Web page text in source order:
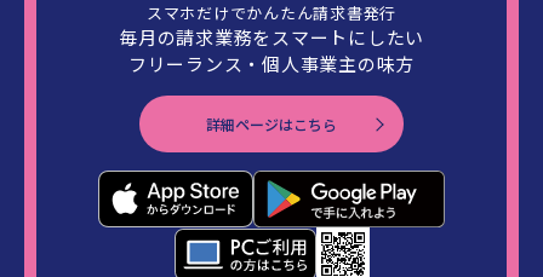
スマホだけでかんたん請求書発行
毎月の請求業務をスマートにしたい
フリーランス・個人事業主の味方
詳細ページはこちら